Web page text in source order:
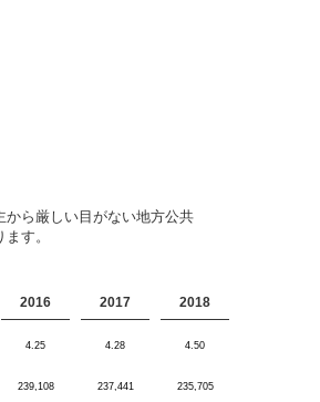
ら厳しい目がない地方公共
す。
2016 2017 2018
4.25 4.28 4.50
239,108 237,441 235,705